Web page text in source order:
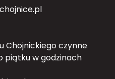
Chojnickiego czynne
piątku w godzinach